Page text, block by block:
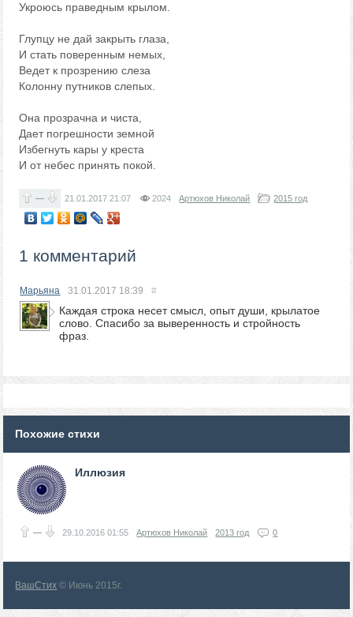
Укроюсь праведным крылом.
Глупцу не дай закрыть глаза,
И стать поверенным немых,
Ведет к прозрению слеза
Колонну путников слепых.
Она прозрачна и чиста,
Дает погрешности земной
Избегнуть кары у креста
И от небес принять покой.
— 21.01.201721:07 2024 Артюхов Николай 2015 год
1 комментарий
Марьяна 31.01.2017 18:39 #
Каждая строка несет смысл, опыт души, крылатое
слово. Спасибо за выверенность и стройность
фраз.
Похожие стихи
Иллюзия
— 29.10.201601:55 Артюхов Николай 2013 год 0
ВашСтих © Июнь 2015г.